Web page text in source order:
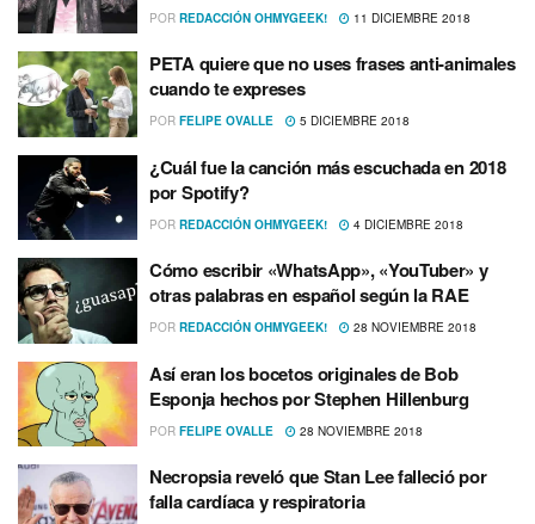
POR REDACCIÓN OHMYGEEK! 11 DICIEMBRE 2018
PETA quiere que no uses frases anti-animales
cuando te expreses
POR FELIPE OVALLE 5 DICIEMBRE 2018
¿Cuál fue la canción más escuchada en 2018
por Spotify?
POR REDACCIÓN OHMYGEEK! 4 DICIEMBRE 2018
Cómo escribir «WhatsApp», «YouTuber» y
otras palabras en español según la RAE
POR REDACCIÓN OHMYGEEK! 28 NOVIEMBRE 2018
Así­ eran los bocetos originales de Bob
Esponja hechos por Stephen Hillenburg
POR FELIPE OVALLE 28 NOVIEMBRE 2018
Necropsia reveló que Stan Lee falleció por
falla cardí­aca y respiratoria